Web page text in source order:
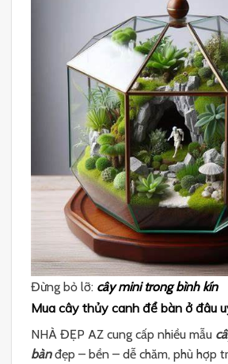
Đừng bỏ lỡ: cây mini trong bình kín
Mua cây thủy canh để bàn ở đâu
NHÀ ĐẸP AZ cung cấp nhiều mẫu
bànđẹp – bền – dễ chăm, phù hợp